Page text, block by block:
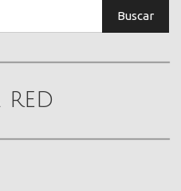
Buscar
red